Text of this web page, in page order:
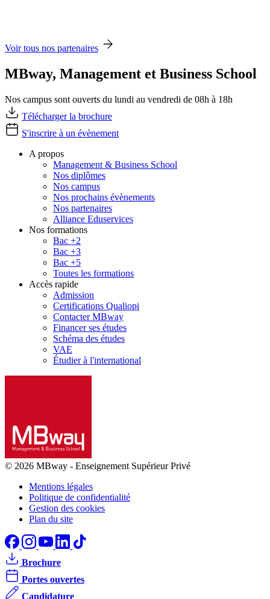
Voir tous nos partenaires
MBway, Management et Business School
Nos campus sont ouverts du lundi au vendredi de 08h à 18h
Télécharger la brochure
S'inscrire à un évènement
A propos
Management & Business School
Nos diplômes
Nos campus
Nos prochains évènements
Nos partenaires
Alliance Eduservices
Nos formations
Bac +2
Bac +3
Bac +5
Toutes les formations
Accès rapide
Admission
Certifications Qualiopi
Contacter MBway
Financer ses études
Schéma des études
VAE
Étudier à l'international
© 2026 MBway - Enseignement Supérieur Privé
Mentions légales
Politique de confidentialité
Gestion des cookies
Plan du site
Brochure
Portes ouvertes
Candidature